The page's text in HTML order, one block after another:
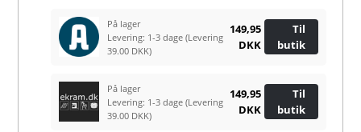
På lager
Levering: 1-3 dage(Levering
39.00 DKK)
149,95
DKK
Til
butik
På lager
Levering: 1-3 dage(Levering
39.00 DKK)
149,95
DKK
Til
butik